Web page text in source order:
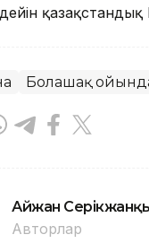
Болашақ
Айжан
Авторлар